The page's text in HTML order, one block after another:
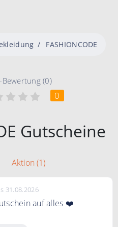
FASHIONCODE
Bewertung (0)
0
Gutscheine
Aktion (1)
31.08.2026
auf alles ❤️